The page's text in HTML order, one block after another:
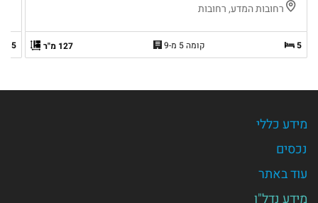
רחובות המדע, רחובות
5 קומה 5 מ-9 127 מ"ר 2.5
מידע כללי
נכסים
עוד באתר
מידע נדל"ן